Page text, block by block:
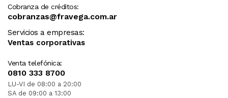
Cobranza de créditos:
cobranzas@fravega.com.ar
Servicios a empresas:
Ventas corporativas
Venta telefónica:
0810 333 8700
LU-VI de 08:00 a 20:00
SA de 09:00 a 13:00